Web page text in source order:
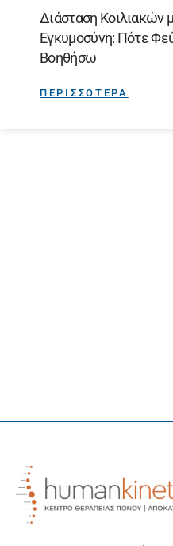
Διάσταση Κοιλιακών
Εγκυμοσύνη: Πότε
Βοηθήσω
ΠΕΡΙΣΣΟΤΕΡΑ